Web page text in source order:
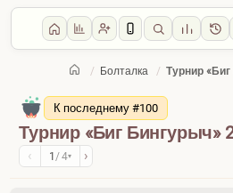
/ Болталка / Турнир
Главная / Болталка
Турнир «Биг Бингурыч»
‹ 1 / 4▾ ›
К последнему #100